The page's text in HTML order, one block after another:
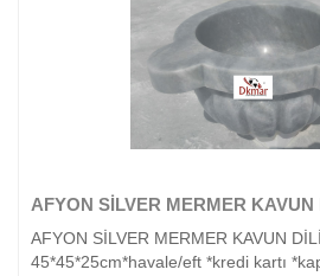
AFYON SİLVER MERMER
AFYON SİLVER MERMER KAVUN
45*45*25cm*havale/eft *kredi kartı